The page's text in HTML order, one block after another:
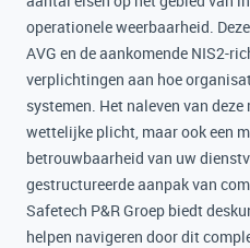
operationele weerbaarheid.
AVG en de aankomende NIS2-
verplichtingen aan hoe
systemen. Het naleven van
wettelijke plicht, maar ook een
betrouwbaarheid van uw
gestructureerde aanpak van
Safetech P&R Groep biedt
helpen navigeren door dit